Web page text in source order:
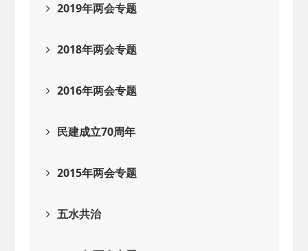
2019年两会专题
2018年两会专题
2016年两会专题
民建成立70周年
2015年两会专题
五水共治